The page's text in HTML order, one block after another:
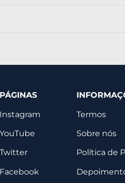
PÁGINAS
Instagram
YouTube
Twitter
Facebook
Termos
Sobre nós
Política de